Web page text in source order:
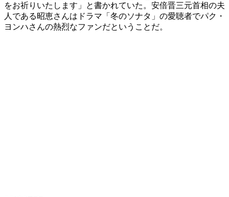
をお祈りいたします」と書かれていた。安倍晋三元首相の夫
人である昭恵さんはドラマ「冬のソナタ」の愛聴者でパク・
ヨンハさんの熱烈なファンだということだ。